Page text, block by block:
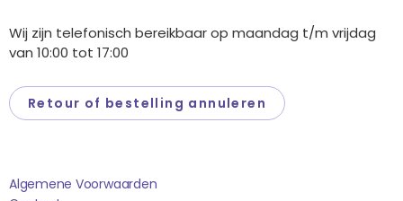
Wij zijn telefonisch bereikbaar op maandag t/m vrijdag
van 10:00 tot 17:00
Retour of bestelling annuleren
Algemene Voorwaarden